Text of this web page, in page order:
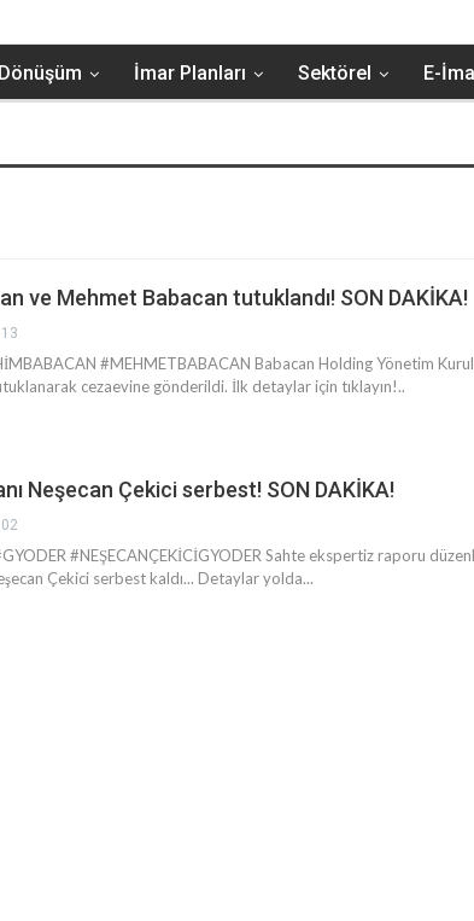
İmar Planları Sektörel E-
ve Mehmet Babacan tutuklandı! SON DAKİKA!
#MEHMETBABACAN Babacan Holding Yönetim
cezaevine gönderildi. İlk detaylar için tıklayın!..
Neşecan Çekici serbest! SON DAKİKA!
#NEŞECANÇEKİCİGYODER Sahte ekspertiz raporu
Çekici serbest kaldı... Detaylar yolda...